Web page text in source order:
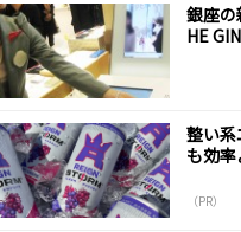
銀座の
HE
整い
も効率
（PR）